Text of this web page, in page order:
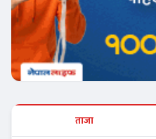
ताजा